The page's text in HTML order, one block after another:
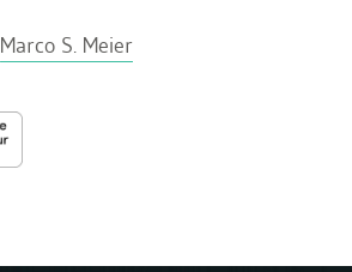
Marco S. Meier